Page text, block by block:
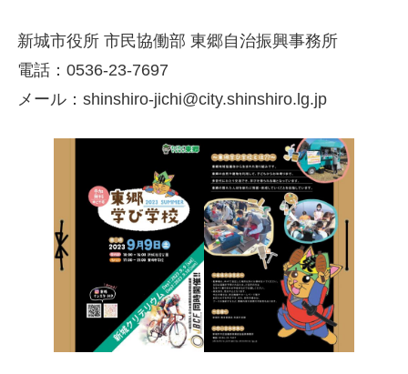
新城市役所 市民協働部 東郷自治振興事務所
電話：0536-23-7697
メール：shinshiro-jichi@city.shinshiro.lg.jp